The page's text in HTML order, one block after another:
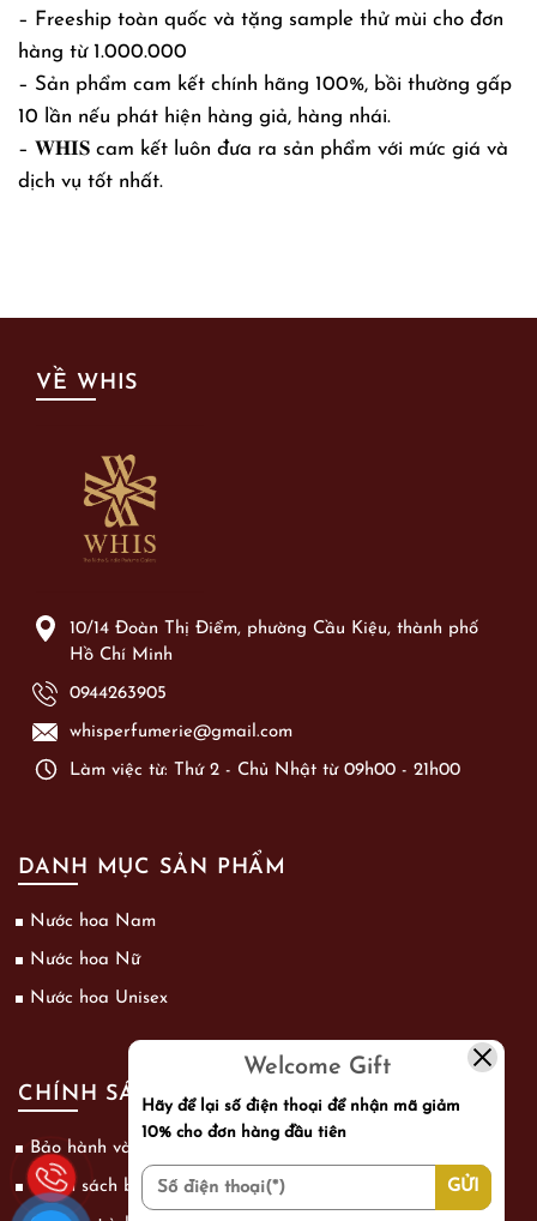
– Freeship toàn quốc và tặng sample thử mùi cho đơn
hàng từ 1.000.000
– Sản phẩm cam kết chính hãng 100%, bồi thường gấp
10 lần nếu phát hiện hàng giả, hàng nhái.
– 𝐖𝐇𝐈𝐒 cam kết luôn đưa ra sản phẩm với mức giá và
dịch vụ tốt nhất.
VỀ WHIS
10/14 Đoàn Thị Điểm, phường Cầu Kiệu, thành phố
Hồ Chí Minh
0944263905
whisperfumerie@gmail.com
Làm việc từ: Thứ 2 - Chủ Nhật từ 09h00 - 21h00
DANH MỤC SẢN PHẨM
Nước hoa Nam
Nước hoa Nữ
Nước hoa Unisex
CHÍNH SÁCH
Bảo hành và đổi trả
Chính sách bảo mật thông tin khách hàng
Welcome Gift
Hãy để lại số điện thoại để nhận mã giảm
10% cho đơn hàng đầu tiên